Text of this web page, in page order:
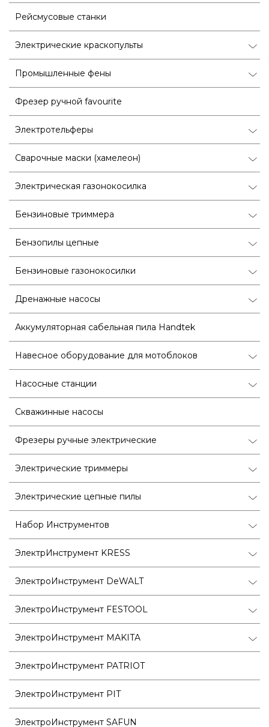
Рейсмусовые станки
Электрические краскопульты
Промышленные фены
Фрезер ручной favourite
Электротельферы
Сварочные маски (хамелеон)
Электрическая газонокосилка
Бензиновые триммера
Бензопилы цепные
Бензиновые газонокосилки
Дренажные насосы
Аккумуляторная сабельная пила Handtek
Навесное оборудование для мотоблоков
Насосные станции
Скважинные насосы
Фрезеры ручные электрические
Электрические триммеры
Электрические цепные пилы
Набор Инструментов
ЭлектрИнструмент KRESS
ЭлектроИнструмент DeWALT
ЭлектроИнструмент FESTOOL
ЭлектроИнструмент MAKITA
ЭлектроИнструмент PATRIOT
ЭлектроИнструмент PIT
ЭлектроИнструмент SAFUN